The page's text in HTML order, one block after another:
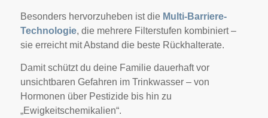
Besonders hervorzuheben ist die Multi-Barriere-
Technologie, die mehrere Filterstufen kombiniert –
sie erreicht mit Abstand die beste Rückhalterate.
Damit schützt du deine Familie dauerhaft vor
unsichtbaren Gefahren im Trinkwasser – von
Hormonen über Pestizide bis hin zu
„Ewigkeitschemikalien“.